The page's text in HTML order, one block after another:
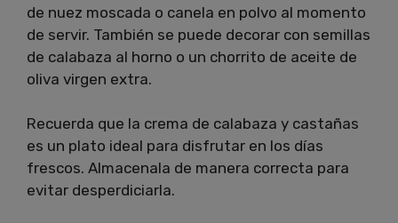
de nuez moscada o canela en polvo al momento
de servir. También se puede decorar con semillas
de calabaza al horno o un chorrito de aceite de
oliva virgen extra.
Recuerda que la crema de calabaza y castañas
es un plato ideal para disfrutar en los días
frescos. Almacenala de manera correcta para
evitar desperdiciarla.